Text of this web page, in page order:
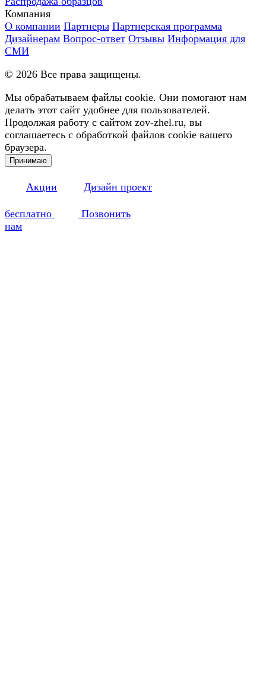
Компания
О компании Партнеры Партнерская программа
Дизайнерам Вопрос-ответ Отзывы Информация для
СМИ
© 2026 Все права защищены.
Мы обрабатываем файлы cookie. Они помогают нам
делать этот сайт удобнее для пользователей.
Продолжая работу с сайтом zov-zhel.ru, вы
соглашаетесь с обработкой файлов cookie вашего
браузера.
Принимаю
Акции Дизайн проект
бесплатно
Позвонить
нам